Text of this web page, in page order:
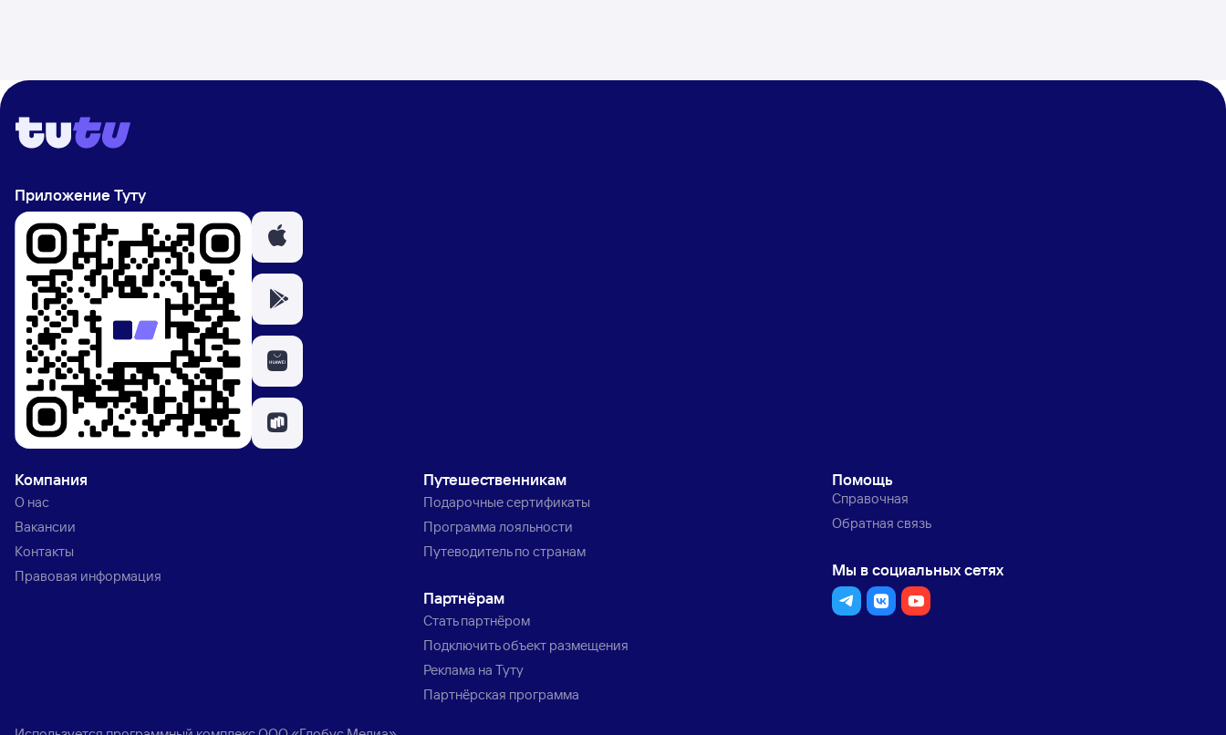
Приложение Туту
Компания
О нас
Вакансии
Контакты
Правовая информация
Путешественникам
Подарочные сертификаты
Программа лояльности
Путеводитель по странам
Партнёрам
Стать партнёром
Подключить объект размещения
Реклама на Туту
Партнёрская программа
Помощь
Справочная
Обратная связь
Мы в социальных сетях